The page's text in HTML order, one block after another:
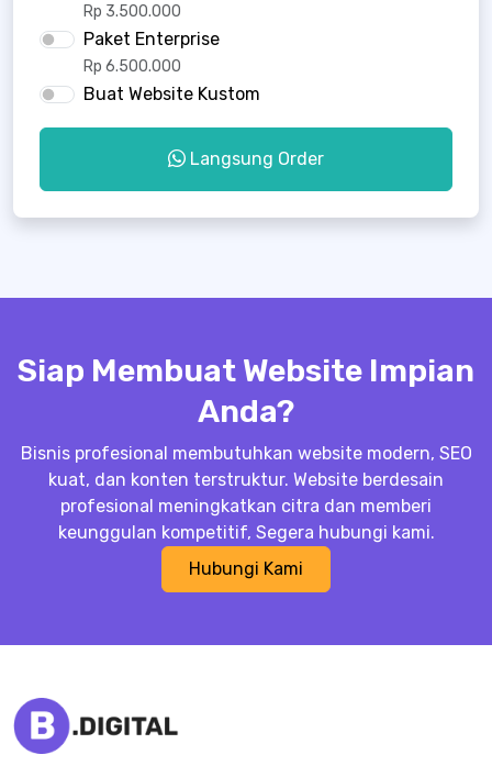
Rp 3.500.000
Paket Enterprise
Rp 6.500.000
Buat Website Kustom
Langsung Order
Siap Membuat Website Impian
Anda?
Bisnis profesional membutuhkan website modern, SEO
kuat, dan konten terstruktur. Website berdesain
profesional meningkatkan citra dan memberi
keunggulan kompetitif, Segera hubungi kami.
Hubungi Kami